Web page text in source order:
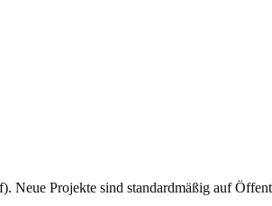
Projekte sind standardmäßig auf